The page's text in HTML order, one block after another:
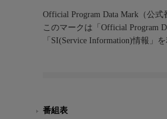
Official Program Data Mark（公式
このマークは「Official Program
「SI(Service Information)情報」
番組表